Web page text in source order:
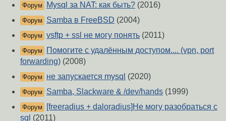
Форум Mysql за NAT: как быть? (2016)
Форум Samba в FreeBSD (2004)
Форум vsftp + ssl не могу понять (2011)
Форум
Помогите с удалённым доступом.... (vpn, port
forwarding) (2008)
Форум не запускается mysql (2020)
Форум Samba, Slackware & /dev/hands (1999)
Форум
[freeradius + daloradius]Не могу разобраться с
sql (2011)